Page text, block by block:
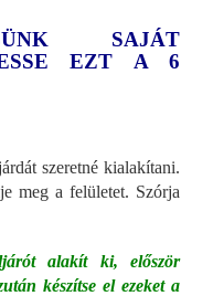
SAJÁT
EZT A 6
szeretné kialakítani.
meg a felületet. Szórja
alakít ki, először
készítse el ezeket a